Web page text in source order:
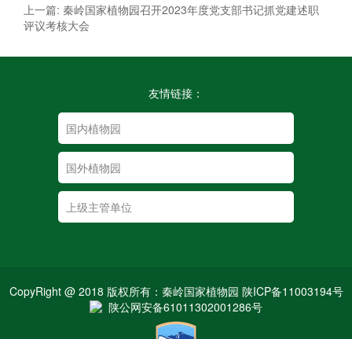
上一篇: 秦岭国家植物园召开2023年度党支部书记抓党建述职
评议考核大会
友情链接：
CopyRight @ 2018 版权所有：秦岭国家植物园 陕ICP备11003194号
陕公网安备61011302001286号